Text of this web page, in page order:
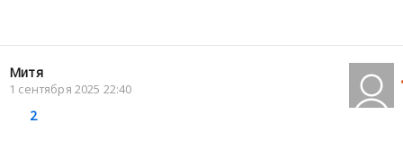
Митя
1 сентября 2025 22:40
2